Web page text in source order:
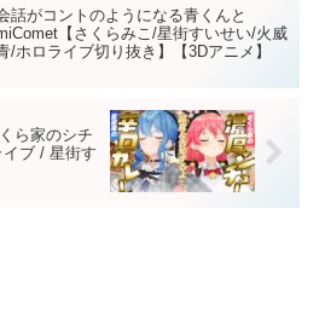
話がコントのようになる青くんと
【さくらみこ/星街すいせい/火威
/ホロライブ切り抜き】【3Dアニメ】
ら家のシチ
イブ / 星街す